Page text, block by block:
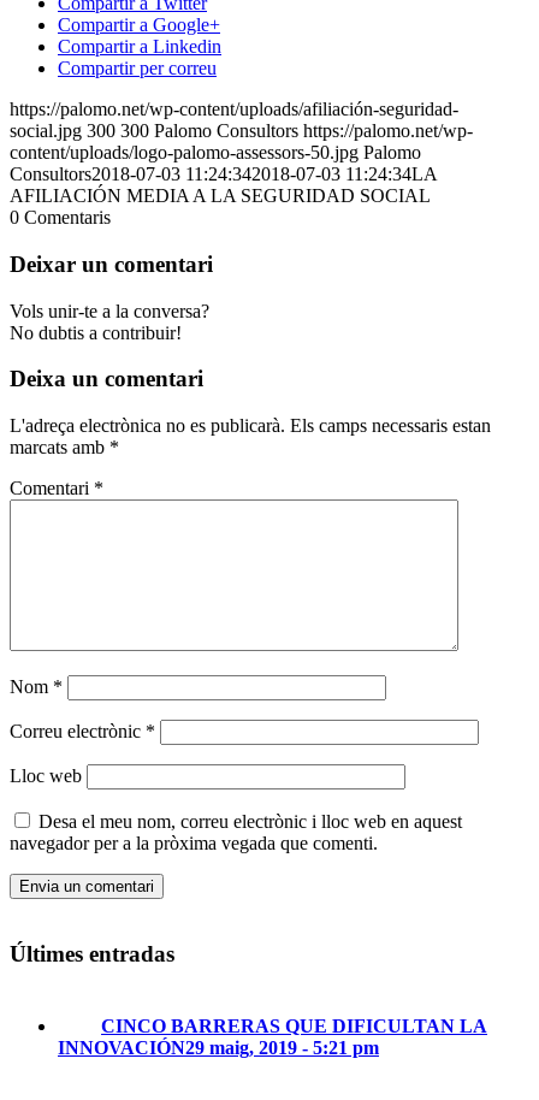
Compartir a Google+
Compartir a Linkedin
Compartir per correu
https://palomo.net/wp-content/uploads/afiliación-seguridad-
social.jpg 300 300 Palomo Consultors https://palomo.net/wp-
content/uploads/logo-palomo-assessors-50.jpg Palomo
Consultors2018-07-03 11:24:342018-07-03 11:24:34LA
AFILIACIÓN MEDIA A LA SEGURIDAD SOCIAL
0 Comentaris
Deixar un comentari
Vols unir-te a la conversa?
No dubtis a contribuir!
Deixa un comentari
L'adreça electrònica no es publicarà. Els camps necessaris estan
marcats amb *
Comentari *
Nom *
Correu electrònic *
Lloc web
Desa el meu nom, correu electrònic i lloc web en aquest
navegador per a la pròxima vegada que comenti.
Últimes entradas
CINCO BARRERAS QUE DIFICULTAN LA
INNOVACIÓN29 maig, 2019 - 5:21 pm